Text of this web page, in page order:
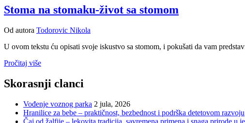
Stoma na stomaku-život sa stomom
Od autora Todorovic Nikola
U ovom tekstu ću opisati svoje iskustvo sa stomom, i pokušati da vam
Pročitaj više
Skorasnji clanci
Vođenje voznog parka 2 jula, 2026
Hranilice za bebe – praktičnost, bezbednost i podrška detetovom razvoju
Čaj od žalfije – lekovita tradicija, savremena primena i snaga prirode u